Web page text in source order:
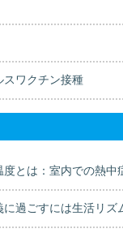
スワクチン接種
とは：室内での熱中
に過ごすには生活リズ